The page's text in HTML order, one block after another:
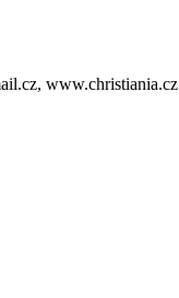
www.christiania.cz